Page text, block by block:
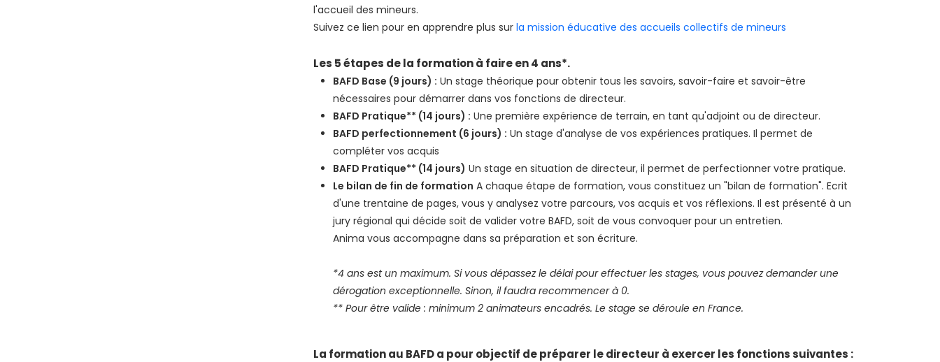
l'accueil des mineurs.
Suivez ce lien pour en apprendre plus surla mission éducative des accueils collectifs de mineurs
Les 5 étapes de la formation à faire en 4 ans*.
BAFD Base (9 jours) : Un stage théorique pour obtenir tous les savoirs, savoir-faire et savoir-être
nécessaires pour démarrer dans vos fonctions de directeur.
BAFD Pratique** (14 jours) : Une première expérience de terrain, en tant qu'adjoint ou de directeur.
BAFD perfectionnement (6 jours) : Un stage d'analyse de vos expériences pratiques. Il permet de
compléter vos acquis
BAFD Pratique** (14 jours) Un stage en situation de directeur, il permet de perfectionner votre pratique.
Le bilan de fin de formation A chaque étape de formation, vous constituez un "bilan de formation". Ecrit
d'une trentaine de pages, vous y analysez votre parcours, vos acquis et vos réflexions. Il est présenté à un
jury régional qui décide soit de valider votre BAFD, soit de vous convoquer pour un entretien.
Anima vous accompagne dans sa préparation et son écriture.
*4 ans est un maximum. Si vous dépassez le délai pour effectuer les stages, vous pouvez demander une
dérogation exceptionnelle. Sinon, il faudra recommencer à 0.
** Pour être valide : minimum 2 animateurs encadrés. Le stage se déroule en France.
La formation au BAFD a pour objectif de préparer le directeur à exercer les fonctions suivantes :